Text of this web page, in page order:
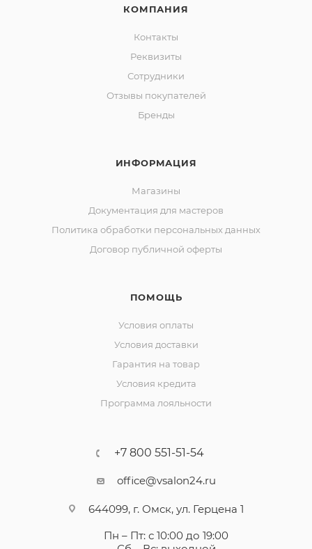
КОМПАНИЯ
Контакты
Реквизиты
Сотрудники
Отзывы покупателей
Бренды
ИНФОРМАЦИЯ
Магазины
Документация для мастеров
Политика обработки персональных данных
Договор публичной оферты
ПОМОЩЬ
Условия оплаты
Условия доставки
Гарантия на товар
Условия кредита
Программа лояльности
+7 800 551-51-54
office@vsalon24.ru
644099, г. Омск, ул. Герцена 1
Пн – Пт: с 10:00 до 19:00